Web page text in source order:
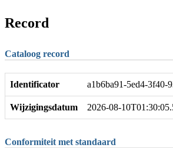
Record
Cataloog record
Identificator a1b6ba91-5ed4-3f40-
Wijzigingsdatum 2026-08-
Conformiteit met standaard